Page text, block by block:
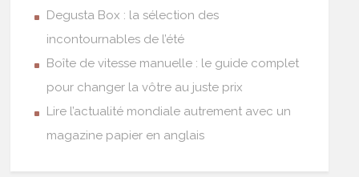
Degusta Box : la sélection des
incontournables de l’été
Boîte de vitesse manuelle : le guide complet
pour changer la vôtre au juste prix
Lire l’actualité mondiale autrement avec un
magazine papier en anglais